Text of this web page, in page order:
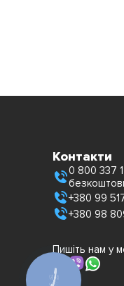
Контакти
0 800 337
+380 99
+380 98
Пишіть нам у